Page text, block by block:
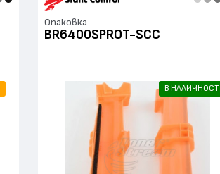
Опаковка
BR6400SPROT-SCC
В НАЛИЧНОСТ